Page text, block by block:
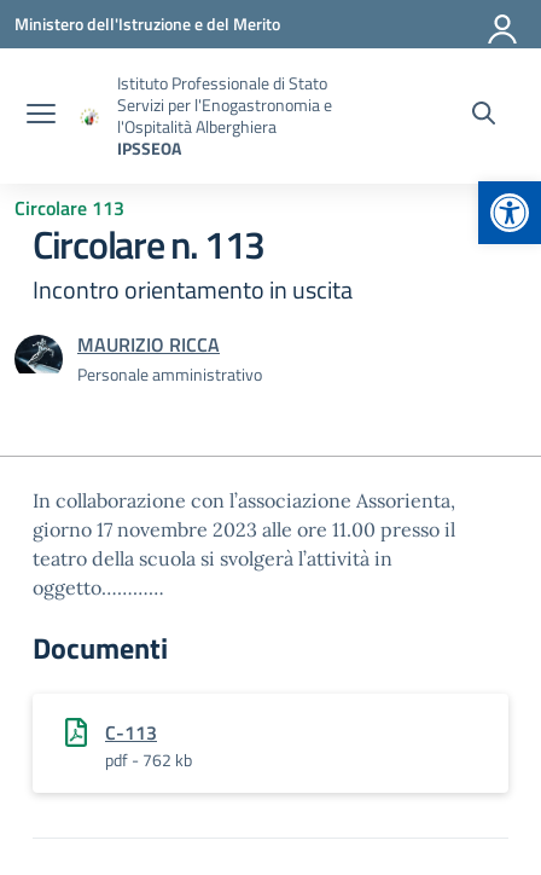
Vai ai contenuti
Vai al menu di navigazione
Vai al footer
Ministero dell'Istruzione e del Merito
Istituto Professionale di Stato
Servizi per l'Enogastronomia e
l'Ospitalità Alberghiera
IPSSEOA
Circolare 113
Circolare n. 113
Incontro orientamento in uscita
MAURIZIO RICCA
Personale amministrativo
In collaborazione con l’associazione Assorienta,
giorno 17 novembre 2023 alle ore 11.00 presso il
teatro della scuola si svolgerà l’attività in
oggetto…………
Documenti
C-113
pdf - 762 kb